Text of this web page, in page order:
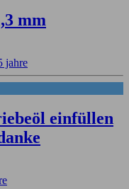
mm
jahre
einfüllen